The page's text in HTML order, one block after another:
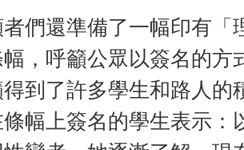
者們還準備了一幅印有
，呼籲公眾以簽名的方
到了許多學生和路人的
幅上簽名的學生表示：